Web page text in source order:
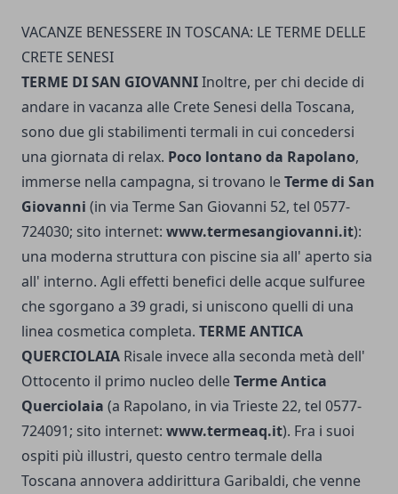
VACANZE BENESSERE IN TOSCANA: LE TERME DELLE
CRETE SENESI
TERME DI SAN GIOVANNIInoltre, per chi decide di
andare in vacanza alle Crete Senesi della Toscana,
sono due gli stabilimenti termali in cui conceder­si
una giornata di relax. Poco lontano da Rapola­no,
immerse nella campagna, si trovano leTer­me di San
Giovanni (in via Terme San Giovanni 52, tel 0577-
724030; sito internet: www.termesangiovanni.it):
una moderna struttura con piscine sia all' aperto sia
all' interno. Agli effetti benefici delle acque sulfu­ree
che sgorgano a 39 gradi, si uniscono quelli di una
linea cosmetica completa. TERME ANTICA
QUERCIOLAIA Risale invece alla seconda metà dell'
Ottocento il primo nucleo delleTerme Antica
Querciolaia (a Rapo­lano, in via Trieste 22, tel 0577-
724091; sito internet: www.termeaq.it). Fra i suoi
ospiti più illustri, questo centro termale della
Toscana annovera addirittura Ga­ribaldi, che venne